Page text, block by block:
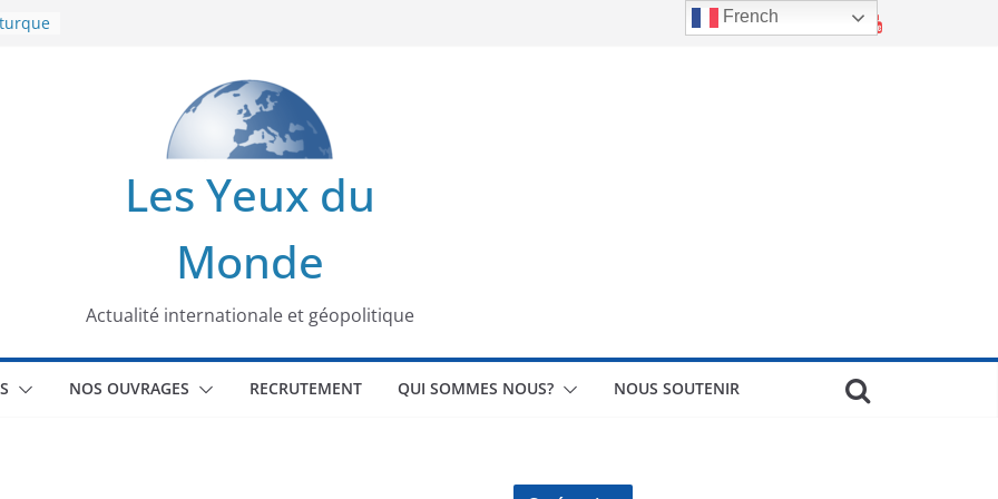
Les Yeux du
Monde
Actualité internationale et géopolitique
NOS OUVRAGES RECRUTEMENT QUI SOMMES NOUS? NOUS SOUTENIR
French